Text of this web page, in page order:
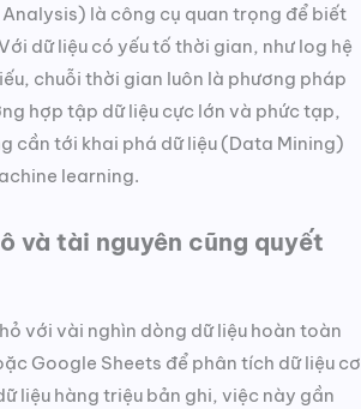
là công cụ quan trọng để biết
dữ liệu có yếu tố thời gian, như log hệ
chuỗi thời gian luôn là phương pháp
hợp tập dữ liệu cực lớn và phức tạp,
cần tới khai phá dữ liệu (Data Mining)
learning.
và tài nguyên cũng quyết
với vài nghìn dòng dữ liệu hoàn toàn
Google Sheets để phân tích dữ liệu cơ
liệu hàng triệu bản ghi, việc này gần